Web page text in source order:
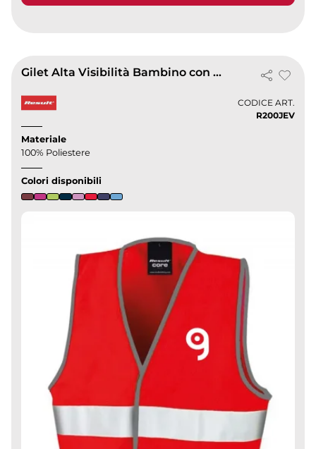
Gilet Alta Visibilità Bambino con Strisce 50mm, Poliestere
CODICE ART.
R200JEV
Materiale
100% Poliestere
Colori disponibili